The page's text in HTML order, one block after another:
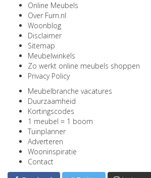
Online Meubels
Over Furn.nl
Woonblog
Disclaimer
Sitemap
Meubelwinkels
Zo werkt online meubels shoppen
Privacy Policy
Meubelbranche vacatures
Duurzaamheid
Kortingscodes
1 meubel = 1 boom
Tuinplanner
Adverteren
Wooninspiratie
Contact